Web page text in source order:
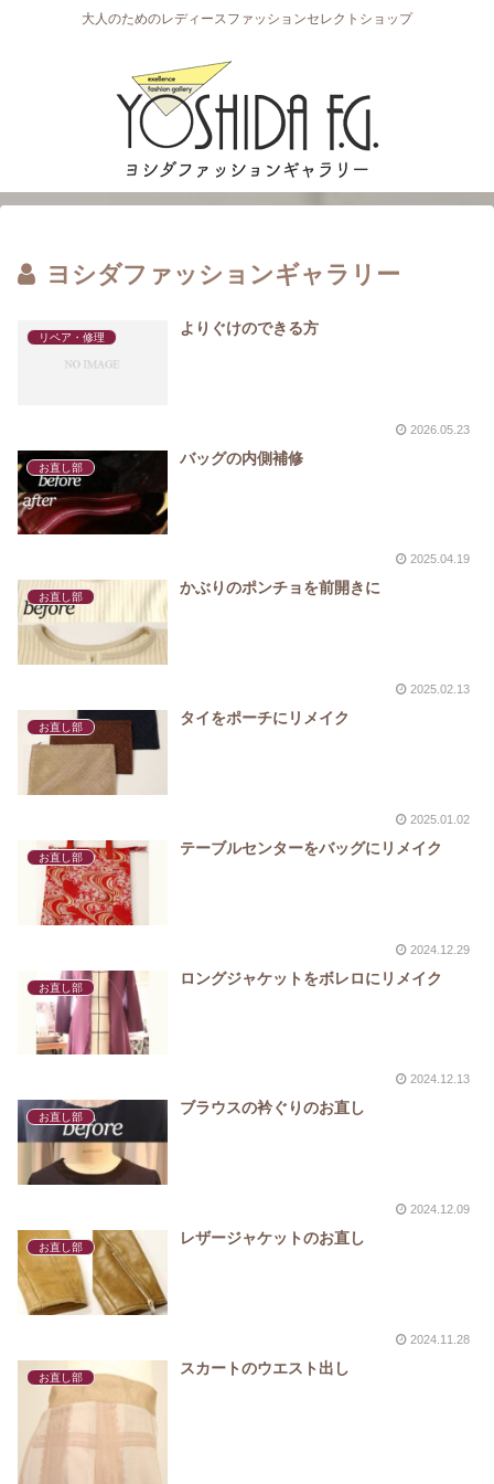
大人のためのレディースファッションセレクトショップ
ヨシダファッションギャラリー
リペア・修理
よりぐけのできる方
2026.05.23
お直し部
バッグの内側補修
2025.04.19
お直し部
かぶりのポンチョを前開きに
2025.02.13
お直し部
タイをポーチにリメイク
2025.01.02
お直し部
テーブルセンターをバッグにリメイク
2024.12.29
お直し部
ロングジャケットをボレロにリメイク
2024.12.13
お直し部
ブラウスの衿ぐりのお直し
2024.12.09
お直し部
レザージャケットのお直し
2024.11.28
お直し部
スカートのウエスト出し